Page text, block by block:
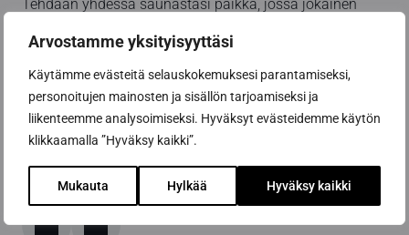
Arvostamme yksityisyyttäsi
Käytämme evästeitä selauskokemuksesi parantamiseksi,
personoitujen mainosten ja sisällön tarjoamiseksi ja
liikenteemme analysoimiseksi. Hyväksyt evästeidemme käytön
klikkaamalla ”Hyväksy kaikki”.
Mukauta Hylkää Hyväksy kaikki
Tehdään yhdessä saunastasi paikka, jossa jokainen
Pyydä tarjous saunaremontista tästä
Tutustu tuotteisiin verkkokaupassamme
Jaa artikkeli